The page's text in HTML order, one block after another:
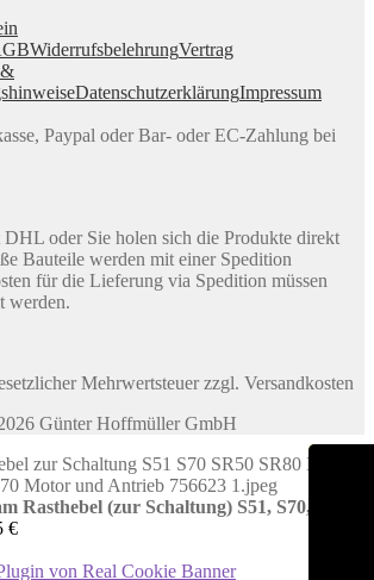
WiderrufsbelehrungVertrag
DatenschutzerklärungImpressum
Paypal oder Bar- oder EC-Zahlung bei
oder Sie holen sich die Produkte direkt
Bauteile werden mit einer Spedition
für die Lieferung via Spedition müssen
werden.
Mehrwertsteuer zzgl. Versandkosten
Günter Hoffmüller GmbH
Rasthebel (zur Schaltung) S51, S70, SR50,
€
von Real Cookie Banner